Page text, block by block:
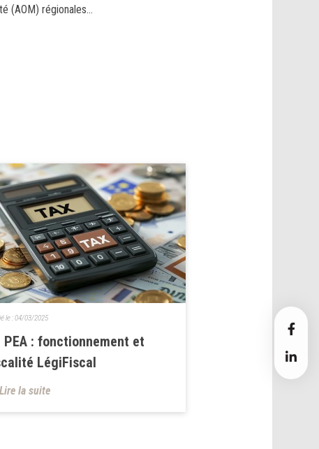
(AOM) régionales...
PEA : fonctionnement et
LégiFiscal
le :04/03/2025
Lire la suite